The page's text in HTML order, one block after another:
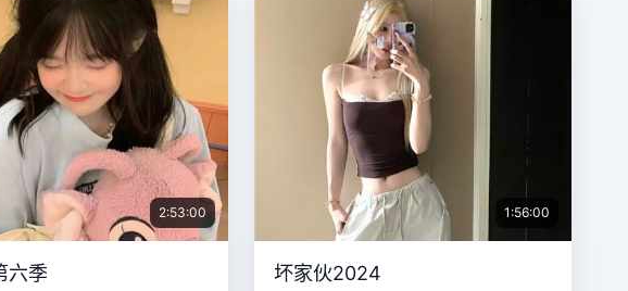
2:53:00
六季
1:56:00
坏家伙2024